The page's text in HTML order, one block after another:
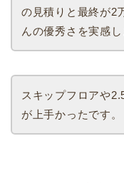
の見積りと最終が2
んの優秀さを実感し
スキップフロアや
が上手かったです。